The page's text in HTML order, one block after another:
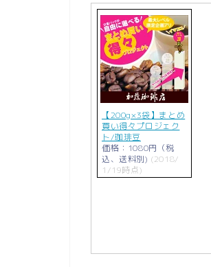
【200g×3袋】まとめ
買い得々プロジェク
ト/珈琲豆
価格：1080円（税
込、送料別) (2018/
1/19時点)